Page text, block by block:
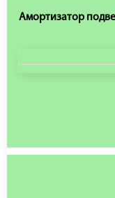
Амортизатор